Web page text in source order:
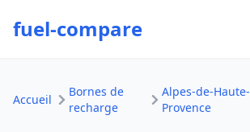
fuel-compare
Accueil
Bornes de
recharge
Alpes-de-Haute-
Provence